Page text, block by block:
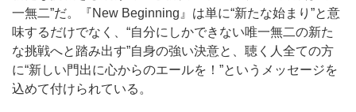
一無二”だ。『New Beginning』は単に“新たな始まり”と意
味するだけでなく、“自分にしかできない唯一無二の新た
な挑戦へと踏み出す”自身の強い決意と、聴く人全ての方
に“新しい門出に心からのエールを！”というメッセージを
込めて付けられている。